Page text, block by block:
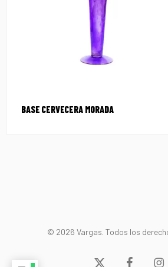
BASE CERVECERA MORADA
© 2026 Vargas. Todos los
x- facebook